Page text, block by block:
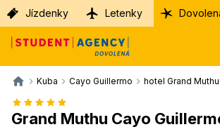
Jízdenky Letenky
Kuba Cayo Guillermo hotel Grand
Grand Muthu Cayo